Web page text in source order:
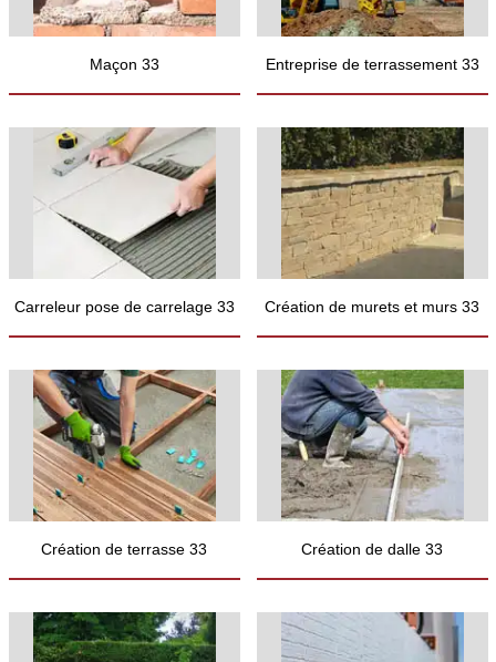
Maçon 33 Entreprise de terrassement 33
Carreleur pose de carrelage 33 Création de murets et murs 33
Création de terrasse 33 Création de dalle 33